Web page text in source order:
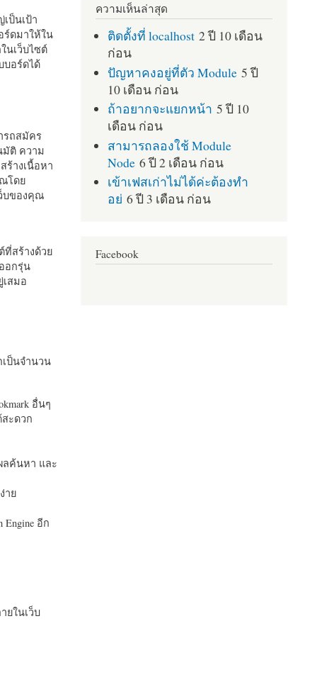
ป็นเป้า
ร์ดมาให้ใน
นเว็บไซต์
บอร์ดได้
รถสมัคร
มัติ ความ
ร้างเนื้อหา
ณโดย
บของคุณ
ที่สร้างด้วย
อกรุ่น
สมอ
ป็นจำนวน
อื่นๆ
สะดวก
ลค้นหา และ
าย
อีก
ยในเว็บ
ความเห็นล่าสุด
ติดตั้งที่ localhost 2 ปี 10 เดือน
ก่อน
ปัญหาคงอยู่ที่ตัว Module 5 ปี
10 เดือน ก่อน
ถ้าอยากจะแยกหน้า 5 ปี 10
เดือน ก่อน
สามารถลองใช้ Module
Node 6 ปี 2 เดือน ก่อน
เข้าเฟสเก่าไม่ได้ค่ะต้องทำ
อย่ 6 ปี 3 เดือน ก่อน
Facebook